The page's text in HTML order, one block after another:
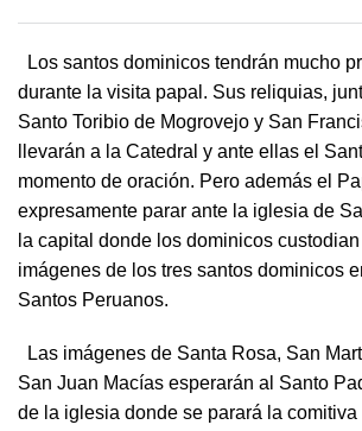
Los santos dominicos tendrán mucho
durante la visita papal. Sus reliquias,
Santo Toribio de Mogrovejo y San
llevarán a la Catedral y ante ellas el
momento de oración. Pero además el
expresamente parar ante la iglesia de
la capital donde los dominicos
imágenes de los tres santos dominicos
Santos Peruanos.
Las imágenes de Santa Rosa, San
San Juan Macías esperarán al Santo
de la iglesia donde se parará la